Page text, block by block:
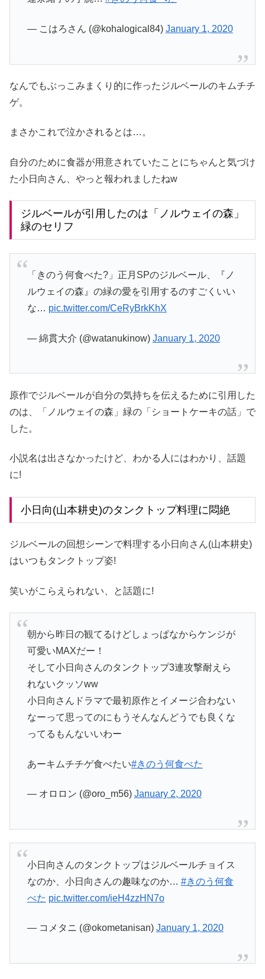
— こはろさん (@kohalogical84) January 1, 2020
なんでもぶっこみまくり的に作ったジルベールのキムチチ
ゲ。
まさかこれで泣かされるとは…。
自分のために食器が用意されていたことにちゃんと気づけ
た小日向さん、やっと報われましたねw
ジルベールが引用したのは「ノルウェイの森」
緑のセリフ
「きのう何食べた?」正月SPのジルベール、『ノ
ルウェイの森』の緑の愛を引用するのすごくいい
な… pic.twitter.com/CeRyBrkKhX
— 綿貫大介 (@watanukinow) January 1, 2020
原作でジルベールが自分の気持ちを伝えるために引用した
のは、「ノルウェイの森」緑の「ショートケーキの話」で
した。
小説名は出さなかったけど、わかる人にはわかり、話題
に!
小日向(山本耕史)のタンクトップ料理に悶絶
ジルベールの回想シーンで料理する小日向さん(山本耕史)
はいつもタンクトップ姿!
笑いがこらえられない、と話題に!
朝から昨日の観てるけどしょっぱなからケンジが
可愛いMAXだー！
そして小日向さんのタンクトップ3連攻撃耐えら
れないクッソww
小日向さんドラマで最初原作とイメージ合わない
なーって思ってのにもうそんなんどうでも良くな
ってるもんないいわー
あーキムチチゲ食べたい#きのう何食べた
— オロロン (@oro_m56) January 2, 2020
小日向さんのタンクトップはジルベールチョイス
なのか、小日向さんの趣味なのか… #きのう何食
べた pic.twitter.com/ieH4zzHN7o
— コメタニ (@okometanisan) January 1, 2020